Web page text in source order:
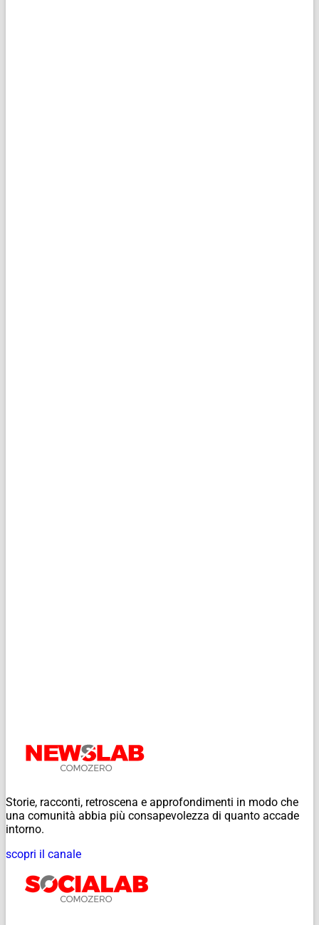
Storie, racconti, retroscena e approfondimenti in modo che
una comunità abbia più consapevolezza di quanto accade
intorno.
scopri il canale